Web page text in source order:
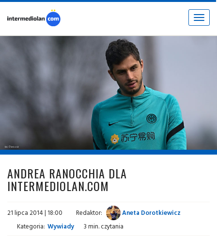
Toggle
fot. © inter.it
ANDREA RANOCCHIA DLA
INTERMEDIOLAN.COM
21 lipca 2014 | 18:00 Redaktor:
Aneta Dorotkiewicz
Kategoria: Wywiady 3 min. czytania